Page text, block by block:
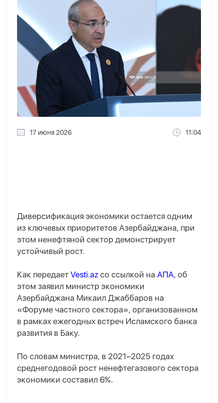
17 июня 2026 11:04
Диверсификация экономики остается одним
из ключевых приоритетов Азербайджана, при
этом ненефтяной сектор демонстрирует
устойчивый рост.
Как передает Vesti.az со ссылкой на АПА, об
этом заявил министр экономики
Азербайджана Микаил Джаббаров на
«Форуме частного сектора», организованном
в рамках ежегодных встреч Исламского банка
развития в Баку.
По словам министра, в 2021–2025 годах
среднегодовой рост ненефтегазового сектора
экономики составил 6%.